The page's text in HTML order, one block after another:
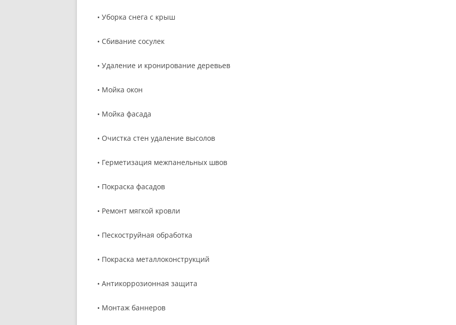
• Уборка снега с крыш
• Сбивание сосулек
• Удаление и кронирование деревьев
• Мойка окон
• Мойка фасада
• Очистка стен удаление высолов
• Герметизация межпанельных швов
• Покраска фасадов
• Ремонт мягкой кровли
• Пескоструйная обработка
• Покраска металлоконструкций
• Антикоррозионная защита
• Монтаж баннеров